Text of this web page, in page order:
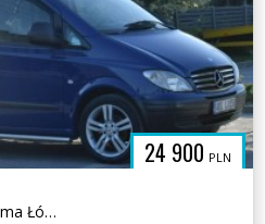
24 900 PLN
2.2 CDI Long Kamper Van Klima Łóżko 4 Osobowy 2 KPL KÓŁ Sprowadzony